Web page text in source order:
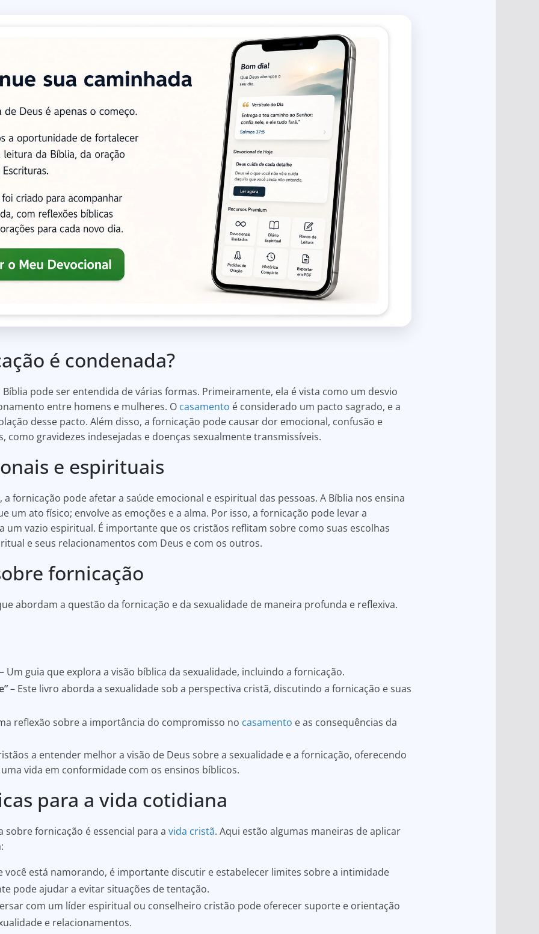
é condenada?
pode ser entendida de várias formas. Primeiramente, ela é vista como um desvio
entre homens e mulheres. O casamento é considerado um pacto sagrado, e a
desse pacto. Além disso, a fornicação pode causar dor emocional, confusão e
como gravidezes indesejadas e doenças sexualmente transmissíveis.
e espirituais
a fornicação pode afetar a saúde emocional e espiritual das pessoas. A Bíblia nos ensina
um ato físico; envolve as emoções e a alma. Por isso, a fornicação pode levar a
um vazio espiritual. É importante que os cristãos reflitam sobre como suas escolhas
e seus relacionamentos com Deus e com os outros.
fornicação
abordam a questão da fornicação e da sexualidade de maneira profunda e reflexiva.
– Um guia que explora a visão bíblica da sexualidade, incluindo a fornicação.
– Este livro aborda a sexualidade sob a perspectiva cristã, discutindo a fornicação e suas
reflexão sobre a importância do compromisso no casamento e as consequências da
a entender melhor a visão de Deus sobre a sexualidade e a fornicação, oferecendo
vida em conformidade com os ensinos bíblicos.
para a vida cotidiana
sobre fornicação é essencial para a vida cristã. Aqui estão algumas maneiras de aplicar
você está namorando, é importante discutir e estabelecer limites sobre a intimidade
pode ajudar a evitar situações de tentação.
com um líder espiritual ou conselheiro cristão pode oferecer suporte e orientação
e relacionamentos.